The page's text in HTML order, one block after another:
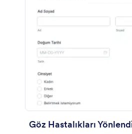
Göz Hastalıkları